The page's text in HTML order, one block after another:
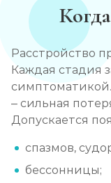
Расстройство
Каждая стадия
– сильная
Допускается
спазмов,
бессонницы;